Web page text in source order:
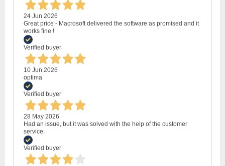
24 Jun 2026
Great price - Macrosoft delivered the software as promised and it
works fine !
Verified buyer
10 Jun 2026
optima
Verified buyer
28 May 2026
Had an issue, but it was solved with the help of the customer
service.
Verified buyer